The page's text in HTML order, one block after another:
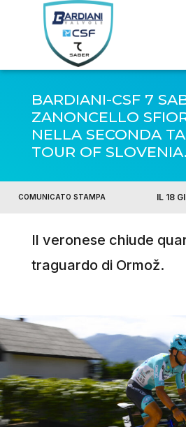
BARDIANI-CSF 7
ZANONCELLO
NELLA SECONDA
TOUR OF SLOVENIA.
COMUNICATO STAMPA IL 18
Il veronese chiude
traguardo di Ormož.